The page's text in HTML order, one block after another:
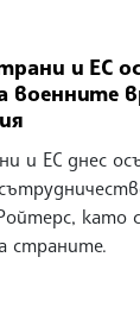
и ЕС
военните
и ЕС днес
като
страните.